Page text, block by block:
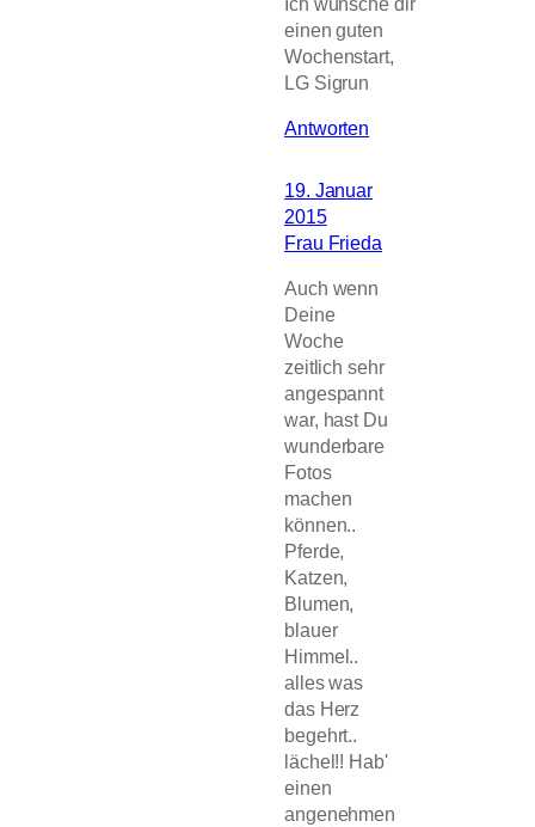
einen guten
Wochenstart,
LG Sigrun
Antworten
19. Januar
2015
Frau Frieda
Auch wenn
Deine
Woche
zeitlich sehr
angespannt
war, hast Du
wunderbare
Fotos
machen
können..
Pferde,
Katzen,
Blumen,
blauer
Himmel..
alles was
das Herz
begehrt..
lächel!! Hab'
einen
angenehmen